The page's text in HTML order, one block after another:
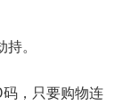
。
，只要购物连